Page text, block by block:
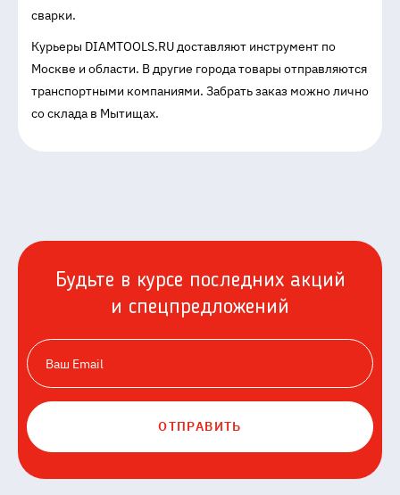
сварки.
Курьеры DIAMTOOLS.RU доставляют инструмент по
Москве и области. В другие города товары отправляются
транспортными компаниями. Забрать заказ можно лично
со склада в Мытищах.
Будьте в курсе последних акций
и спецпредложений
ОТПРАВИТЬ